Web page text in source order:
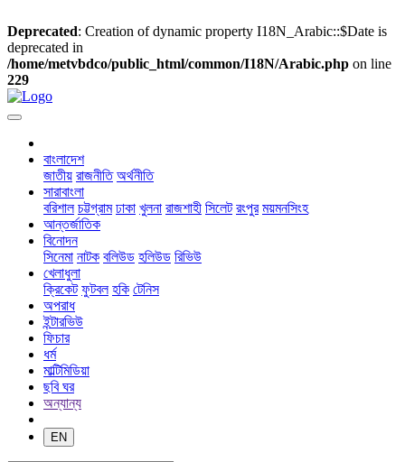
Deprecated: Creation of dynamic property I18N_Arabic::$Date is
deprecated in
/home/metvbdco/public_html/common/I18N/Arabic.php on line
229
বাংলাদেশ
জাতীয় রাজনীতি অর্থনীতি
সারাবাংলা
বরিশাল চট্টগ্রাম ঢাকা খুলনা রাজশাহী সিলেট রংপুর ময়মনসিংহ
আন্তর্জাতিক
বিনোদন
সিনেমা নাটক বলিউড হলিউড রিভিউ
খেলাধুলা
ক্রিকেট ফুটবল হকি টেনিস
অপরাধ
ইন্টারভিউ
ফিচার
ধর্ম
মাল্টিমিডিয়া
ছবি ঘর
অন্যান্য
EN